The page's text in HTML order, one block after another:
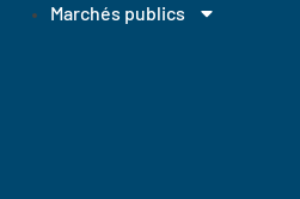
Marchés publics